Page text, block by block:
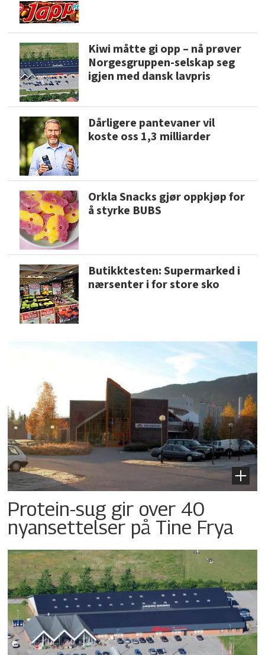
Kiwi måtte gi opp – nå prøver
Norgesgruppen-selskap seg
igjen med dansk lavpris
Dårligere pantevaner vil
koste oss 1,3 milliarder
Orkla Snacks gjør oppkjøp for
å styrke BUBS
Butikktesten: Supermarked i
nærsenter i for store sko
Protein-sug gir over 40
nyansettelser på Tine Frya